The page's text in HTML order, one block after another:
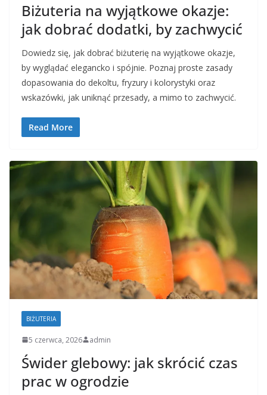
Biżuteria na wyjątkowe okazje:
jak dobrać dodatki, by zachwycić
Dowiedz się, jak dobrać biżuterię na wyjątkowe okazje,
by wyglądać elegancko i spójnie. Poznaj proste zasady
dopasowania do dekoltu, fryzury i kolorystyki oraz
wskazówki, jak uniknąć przesady, a mimo to zachwycić.
Read More
BIŻUTERIA
5 czerwca, 2026 admin
Świder glebowy: jak skrócić czas
prac w ogrodzie